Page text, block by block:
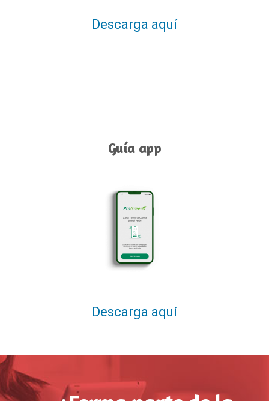
Descarga aquí
Guía app
Descarga aquí